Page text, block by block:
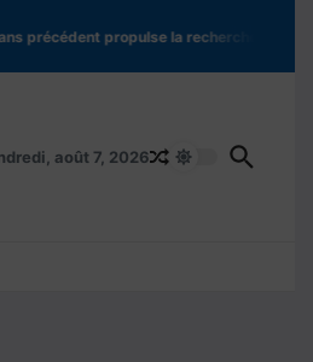
précédent propulse la recherche de
août 7, 2026